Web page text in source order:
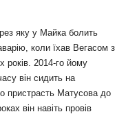
яку у Майка болить
коли їхав Вегасом з
років. 2014-го йому
він сидить на
пристрасть Матусова до
він навіть провів